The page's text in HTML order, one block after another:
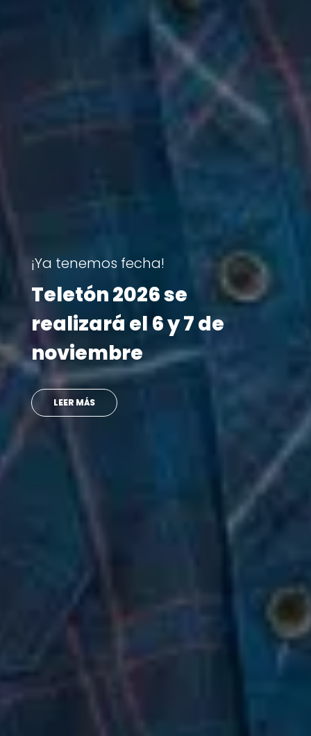
Visita Teletón
Ministro se
con doctora que lo
atendió en su infancia
VER MÁS